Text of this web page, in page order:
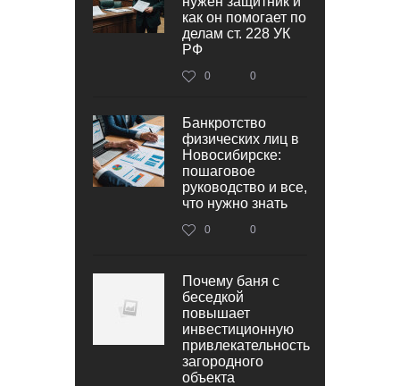
как он помогает по
делам ст. 228 УК
РФ
0 0
Банкротство
физических лиц в
Новосибирске:
пошаговое
руководство и все,
что нужно знать
0 0
Почему баня с
беседкой
повышает
инвестиционную
привлекательность
загородного
объекта